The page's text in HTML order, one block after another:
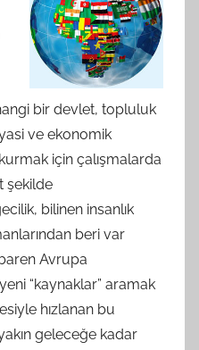
bir devlet, topluluk
ve ekonomik
için çalışmalarda
şekilde
bilinen insanlık
beri var
Avrupa
“kaynaklar” aramak
hızlanan bu
geleceğe kadar